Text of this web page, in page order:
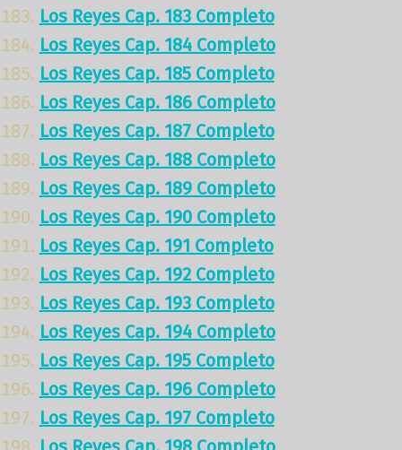
Los Reyes Cap. 183 Completo
Los Reyes Cap. 184 Completo
Los Reyes Cap. 185 Completo
Los Reyes Cap. 186 Completo
Los Reyes Cap. 187 Completo
Los Reyes Cap. 188 Completo
Los Reyes Cap. 189 Completo
Los Reyes Cap. 190 Completo
Los Reyes Cap. 191 Completo
Los Reyes Cap. 192 Completo
Los Reyes Cap. 193 Completo
Los Reyes Cap. 194 Completo
Los Reyes Cap. 195 Completo
Los Reyes Cap. 196 Completo
Los Reyes Cap. 197 Completo